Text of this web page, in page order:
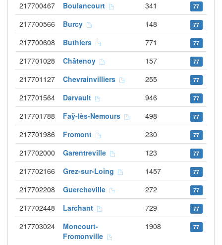
217700467 Boulancourt 341 77
217700566 Burcy 148 77
217700608 Buthiers 771 77
217701028 Châtenoy 157 77
217701127 Chevrainvilliers 255 77
217701564 Darvault 946 77
217701788 Faÿ-lès-Nemours 498 77
217701986 Fromont 230 77
217702000 Garentreville 123 77
217702166 Grez-sur-Loing 1457 77
217702208 Guercheville 272 77
217702448 Larchant 729 77
217703024
Moncourt-
Fromonville
1908 77